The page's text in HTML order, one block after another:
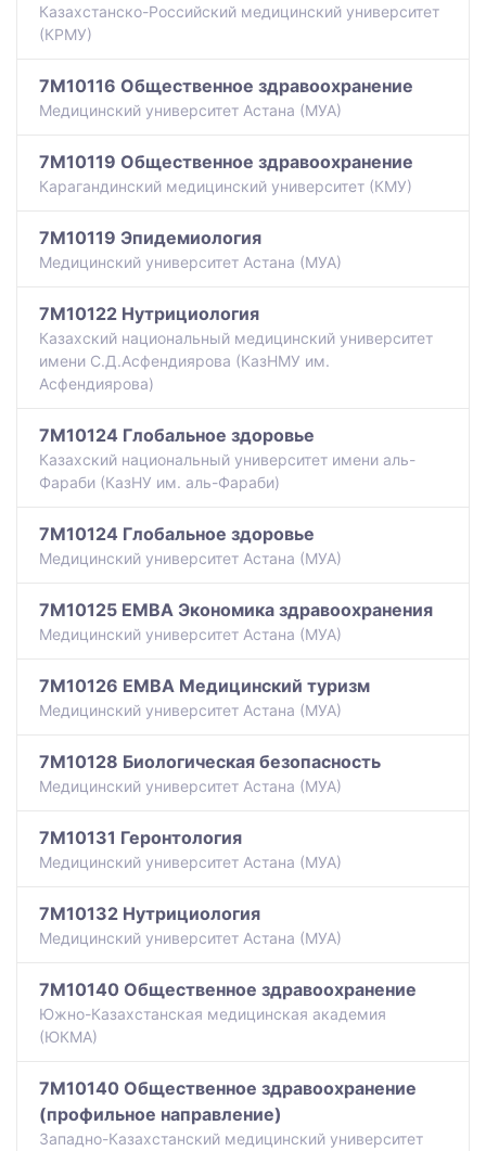
Казахстанско-Российский медицинский университет
(КРМУ)
7M10116 Общественное здравоохранение
Медицинский университет Астана (МУА)
7M10119 Общественное здравоохранение
Карагандинский медицинский университет (КМУ)
7M10119 Эпидемиология
Медицинский университет Астана (МУА)
7M10122 Нутрициология
Казахский национальный медицинский университет
имени С.Д.Асфендиярова (КазНМУ им.
Асфендиярова)
7M10124 Глобальное здоровье
Казахский национальный университет имени аль-
Фараби (КазНУ им. аль-Фараби)
7M10124 Глобальное здоровье
Медицинский университет Астана (МУА)
7M10125 EMBA Экономика здравоохранения
Медицинский университет Астана (МУА)
7M10126 EMBA Медицинский туризм
Медицинский университет Астана (МУА)
7M10128 Биологическая безопасность
Медицинский университет Астана (МУА)
7M10131 Геронтология
Медицинский университет Астана (МУА)
7M10132 Нутрициология
Медицинский университет Астана (МУА)
7M10140 Общественное здравоохранение
Южно-Казахстанская медицинская академия
(ЮКМА)
7M10140 Общественное здравоохранение
(профильное направление)
Западно-Казахстанский медицинский университет